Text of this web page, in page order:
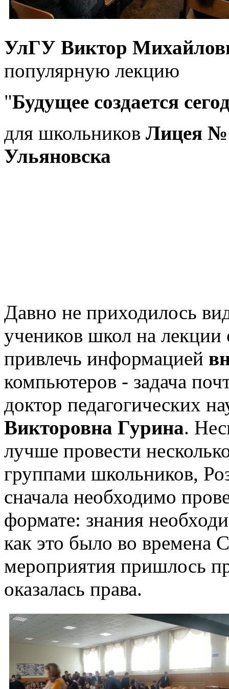
УлГУ Виктор
популярную лекцию
"Будущее создается
для школьников Лицея
Ульяновска
Давно не приходилось
учеников школ на
привлечь информацией
компьютеров - задача
доктор педагогических
Викторовна Гурина.
лучше провести
группами школьников,
сначала необходимо
формате: знания
как это было во времена
мероприятия пришлось
оказалась права.